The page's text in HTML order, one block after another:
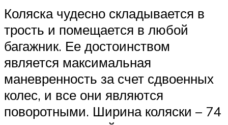
Коляска чудесно складывается в
трость и помещается в любой
багажник. Ее достоинством
является максимальная
маневренность за счет сдвоенных
колес, и все они являются
поворотными. Ширина коляски – 74